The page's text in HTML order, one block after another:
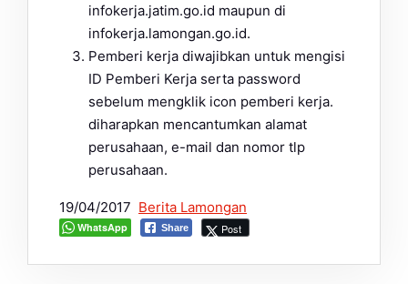
infokerja.jatim.go.id maupun di
infokerja.lamongan.go.id.
Pemberi kerja diwajibkan untuk mengisi
ID Pemberi Kerja serta password
sebelum mengklik icon pemberi kerja.
diharapkan mencantumkan alamat
perusahaan, e-mail dan nomor tlp
perusahaan.
19/04/2017 Berita Lamongan
WhatsApp Share Post